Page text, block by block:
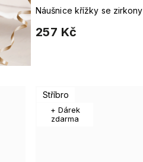
257 Kč
Náušnice křížky se zirkony
Stříbro
+ Dárek
zdarma